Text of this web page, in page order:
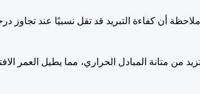
أن كفاءة التبريد قد تقل نسبيًا عند تجاوز درجة حرارة
من متانة المبادل الحراري، مما يطيل العمر